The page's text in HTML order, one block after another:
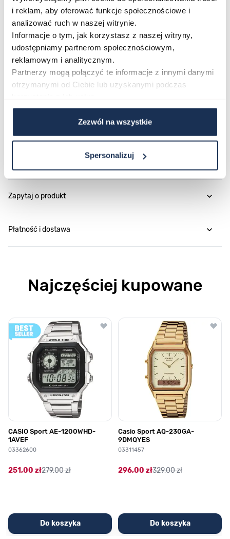
i reklam, aby oferować funkcje społecznościowe i
analizować ruch w naszej witrynie.
Informacje o tym, jak korzystasz z naszej witryny,
udostępniamy partnerom społecznościowym,
reklamowym i analitycznym.
Partnerzy mogą połączyć te informacje z innymi danymi
otrzymanymi od Ciebie lub uzyskanymi podczas
Zezwól na wszystkie
Spersonalizuj
Lorus RH931RX9 to praktyczny wybór dla osób, które
cenią prostotę, niezawodność i klasyczny design w
jednym. Sprawdź, jak dobrze łączy codzienną
funkcjonalność z wyrazistym wyglądem – i przekonaj
się, że dobry zegarek nie musi być skomplikowany.
Zapytaj o produkt
Płatność i dostawa
Najczęściej kupowane
Poruszanie się po elementach karuzeli jest możliwe za pomocą
Naciśnij, aby pominąć karuzelę
Naciśnij, aby przejść do nawigacji karuzeli
CASIO Sport AE-1200WHD-
1AVEF
03362600
251,00 zł279,00 zł
Do koszyka
Casio Sport AQ-230GA-
9DMQYES
03311457
296,00 zł329,00 zł
Do koszyka